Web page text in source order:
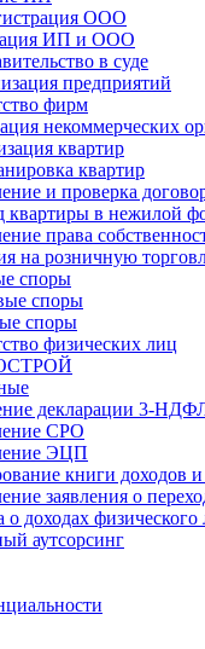
ООО
ИП и ООО
в суде
предприятий
фирм
некоммерческих
квартир
квартир
и проверка
квартиры в нежилой
права
на розничную
споры
споры
споры
физических лиц
декларации 3-
СРО
ЭЦП
книги доходов и
заявления о
о доходах
аутсорсинг